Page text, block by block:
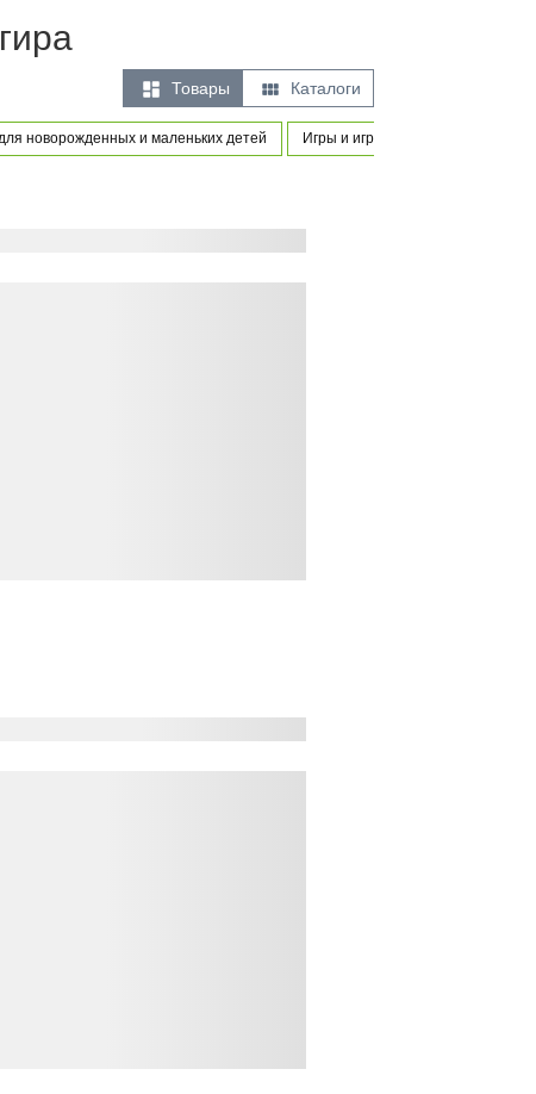
 Товары  Каталоги
новорожденных и маленьких детей Игры и игрушки